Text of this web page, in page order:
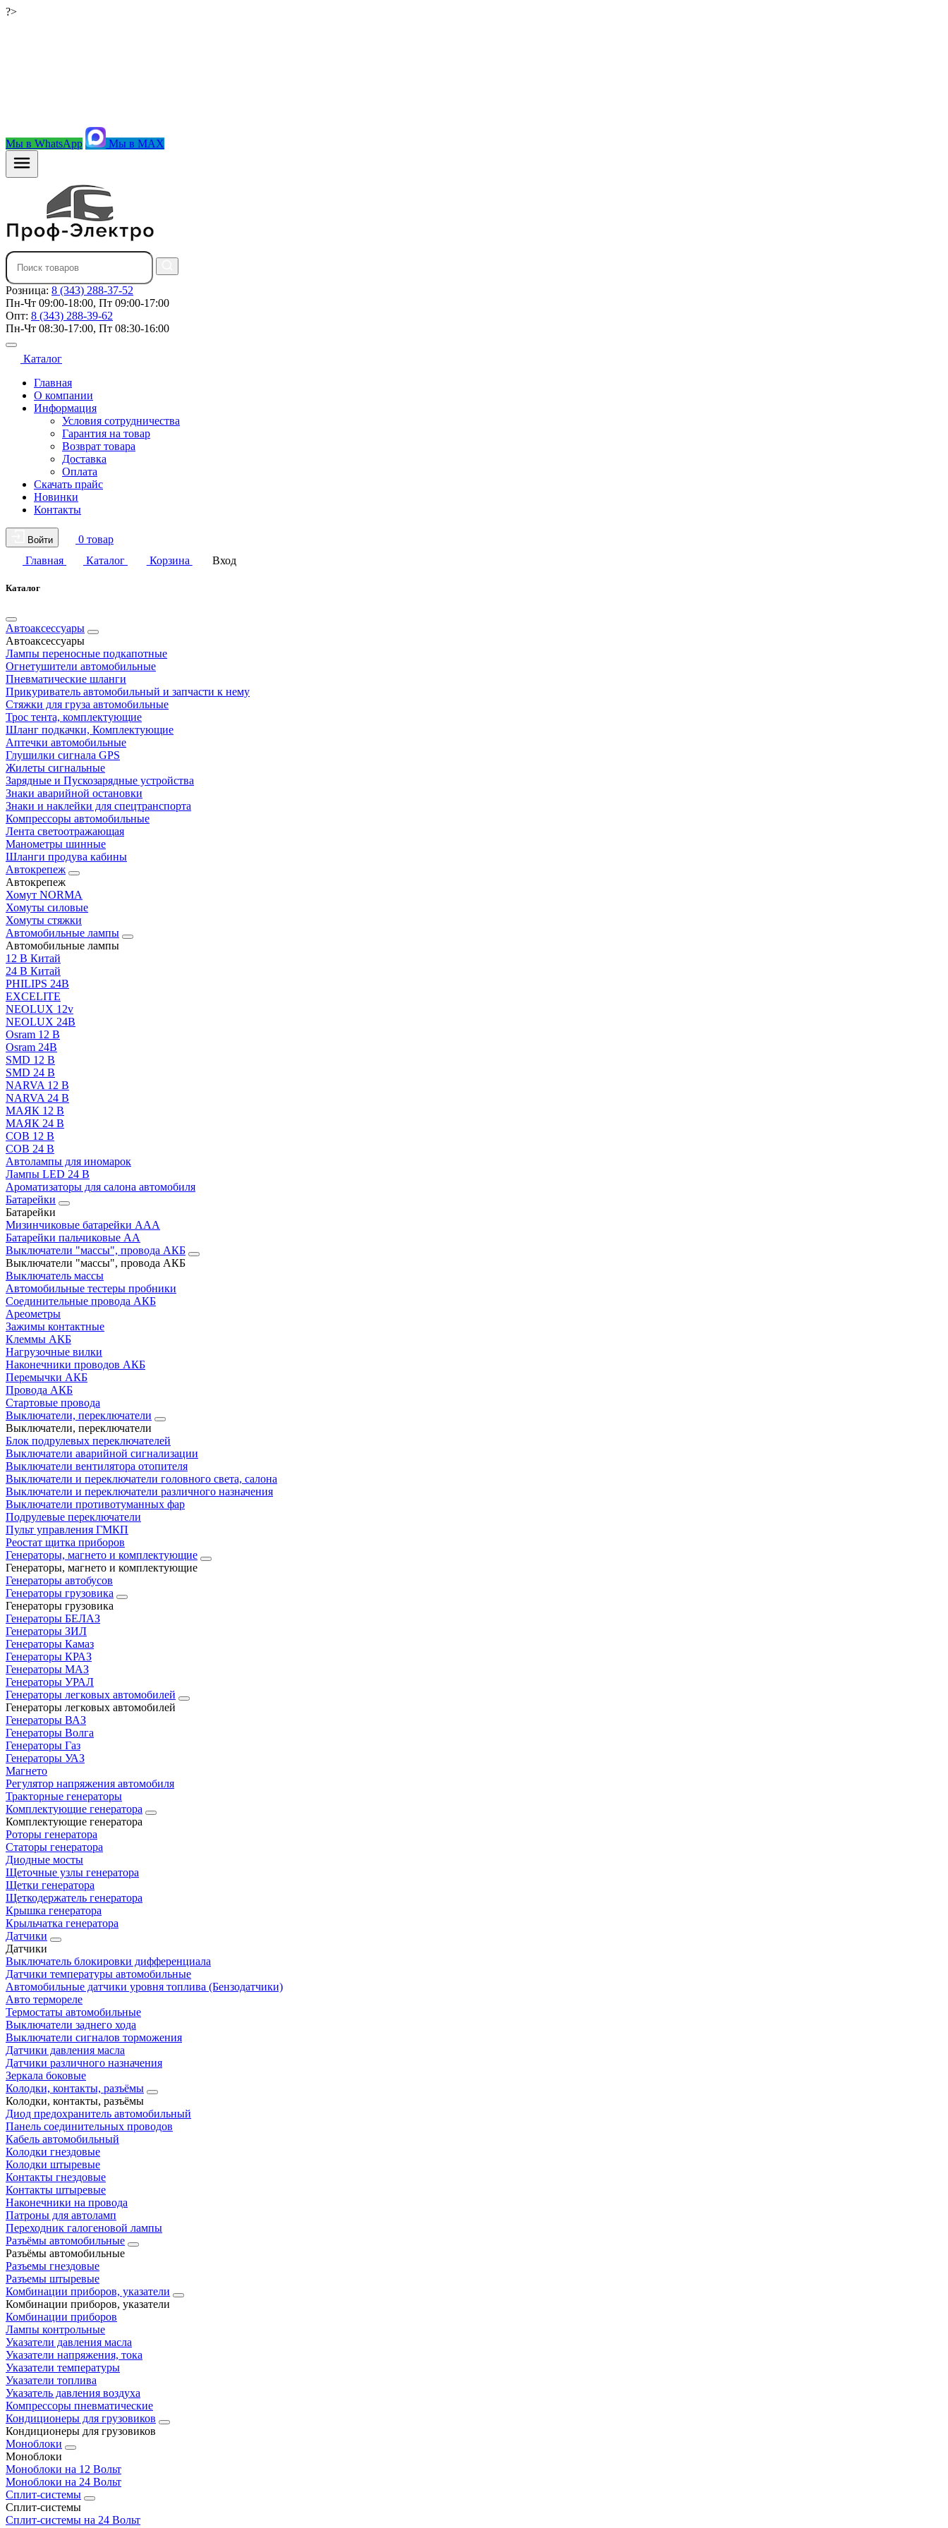
?>
Мы в WhatsApp Мы в MAX
Розница: 8 (343) 288-37-52
Пн-Чт 09:00-18:00, Пт 09:00-17:00
Опт: 8 (343) 288-39-62
Пн-Чт 08:30-17:00, Пт 08:30-16:00
Каталог
Главная
О компании
Информация
Условия сотрудничества
Гарантия на товар
Возврат товара
Доставка
Оплата
Скачать прайс
Новинки
Контакты
Войти
0 товар
Главная
Каталог Корзина Вход
Каталог
Автоаксессуары
Автоаксессуары
Лампы переносные подкапотные
Огнетушители автомобильные
Пневматические шланги
Прикуриватель автомобильный и запчасти к нему
Стяжки для груза автомобильные
Трос тента, комплектующие
Шланг подкачки, Комплектующие
Аптечки автомобильные
Глушилки сигнала GPS
Жилеты сигнальные
Зарядные и Пускозарядные устройства
Знаки аварийной остановки
Знаки и наклейки для спецтранспорта
Компрессоры автомобильные
Лента светоотражающая
Манометры шинные
Шланги продува кабины
Автокрепеж
Автокрепеж
Хомут NORMA
Хомуты силовые
Хомуты стяжки
Автомобильные лампы
Автомобильные лампы
12 В Китай
24 В Китай
PHILIPS 24В
EXCELITE
NEOLUX 12v
NEOLUX 24В
Osram 12 В
Osram 24В
SMD 12 В
SMD 24 В
NARVA 12 В
NARVA 24 В
МАЯК 12 В
МАЯК 24 В
COB 12 В
COB 24 В
Автолампы для иномарок
Лампы LED 24 B
Ароматизаторы для салона автомобиля
Батарейки
Батарейки
Мизинчиковые батарейки AAA
Батарейки пальчиковые АА
Выключатели "массы", провода АКБ
Выключатели "массы", провода АКБ
Выключатель массы
Автомобильные тестеры пробники
Соединительные провода АКБ
Ареометры
Зажимы контактные
Клеммы АКБ
Нагрузочные вилки
Наконечники проводов АКБ
Перемычки АКБ
Провода АКБ
Стартовые провода
Выключатели, переключатели
Выключатели, переключатели
Блок подрулевых переключателей
Выключатели аварийной сигнализации
Выключатели вентилятора отопителя
Выключатели и переключатели головного света, салона
Выключатели и переключатели различного назначения
Выключатели противотуманных фар
Подрулевые переключатели
Пульт управления ГМКП
Реостат щитка приборов
Генераторы, магнето и комплектующие
Генераторы, магнето и комплектующие
Генераторы автобусов
Генераторы грузовика
Генераторы грузовика
Генераторы БЕЛАЗ
Генераторы ЗИЛ
Генераторы Камаз
Генераторы КРАЗ
Генераторы МАЗ
Генераторы УРАЛ
Генераторы легковых автомобилей
Генераторы легковых автомобилей
Генераторы ВАЗ
Генераторы Волга
Генераторы Газ
Генераторы УАЗ
Магнето
Регулятор напряжения автомобиля
Тракторные генераторы
Комплектующие генератора
Комплектующие генератора
Роторы генератора
Статоры генератора
Диодные мосты
Щеточные узлы генератора
Щетки генератора
Щеткодержатель генератора
Крышка генератора
Крыльчатка генератора
Датчики
Датчики
Выключатель блокировки дифференциала
Датчики температуры автомобильные
Автомобильные датчики уровня топлива (Бензодатчики)
Авто термореле
Термостаты автомобильные
Выключатели заднего хода
Выключатели сигналов торможения
Датчики давления масла
Датчики различного назначения
Зеркала боковые
Колодки, контакты, разъёмы
Колодки, контакты, разъёмы
Диод предохранитель автомобильный
Панель соединительных проводов
Кабель автомобильный
Колодки гнездовые
Колодки штыревые
Контакты гнездовые
Контакты штыревые
Наконечники на провода
Патроны для автоламп
Переходник галогеновой лампы
Разъёмы автомобильные
Разъёмы автомобильные
Разъемы гнездовые
Разъемы штыревые
Комбинации приборов, указатели
Комбинации приборов, указатели
Комбинации приборов
Лампы контрольные
Указатели давления масла
Указатели напряжения, тока
Указатели температуры
Указатели топлива
Указатель давления воздуха
Компрессоры пневматические
Кондиционеры для грузовиков
Кондиционеры для грузовиков
Моноблоки
Моноблоки
Моноблоки на 12 Вольт
Моноблоки на 24 Вольт
Сплит-системы
Сплит-системы
Сплит‑системы на 24 Вольт